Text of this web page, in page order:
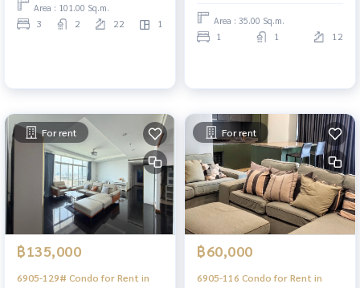
Area : 101.00 Sq.m.
3 2 22 1 Area : 35.00 Sq.m.
1 1 12
For rent
฿135,000
6905-129# Condo for Rent in
For rent
฿60,000
6905-116 Condo for Rent in